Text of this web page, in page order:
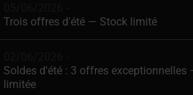
Trois offres d'été — Stock limité
Soldes d'été : 3 offres exceptionnelles
limitée